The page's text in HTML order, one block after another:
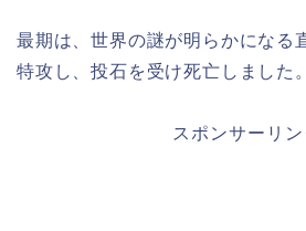
最期は、世界の謎が明らかになる
特攻し、投石を受け死亡しました。
スポンサーリン